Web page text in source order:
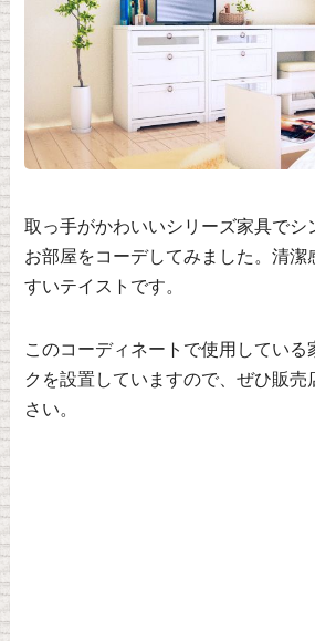
取っ手がかわいいシリーズ家具でシ
お部屋をコーデしてみました。清潔
すいテイストです。
このコーディネートで使用している
クを設置していますので、ぜひ販売
さい。